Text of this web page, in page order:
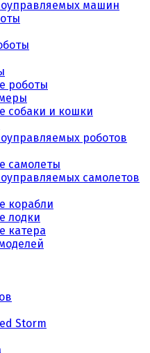
машин
роботы
собаки и кошки
роботов
самолеты
самолетов
корабли
лодки
катера
Storm